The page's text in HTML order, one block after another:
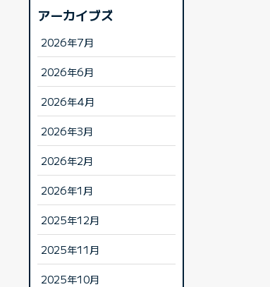
アーカイブズ
2026年7月
2026年6月
2026年4月
2026年3月
2026年2月
2026年1月
2025年12月
2025年11月
2025年10月